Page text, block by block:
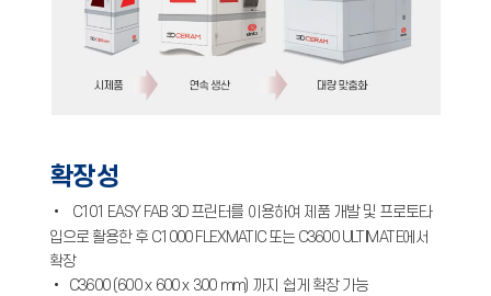
확장성
• C101 EASY FAB 3D 프린터를 이용하여 제품 개발 및 프로토타
입으로 활용한 후 C1000 FLEXMATIC 또는 C3600 ULTIMATE에서
확장
• C3600 (600 x 600 x 300 mm) 까지 쉽게 확장 가능